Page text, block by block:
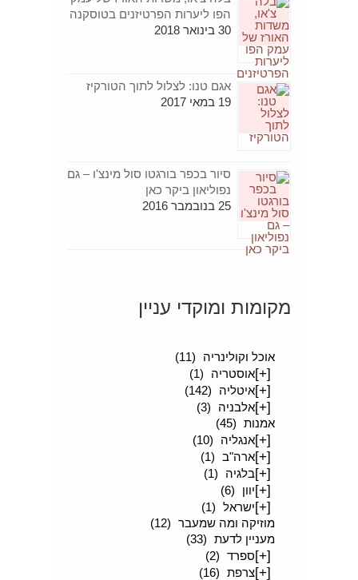
הפו ליערות הפרטיזנים בטוסקנה
30 בינואר 2018
אגם טנו: לצלול לתוך הטורקיז
19 במאי 2017
סיור בכפר בורגטו סול מינצ'ו – גם
נפוליאון ביקר כאן
25 בנובמבר 2016
מקומות ומוקדי עניין
אוכל וקולינריה
(11)
[+]אוסטריה (1)
[+]איטליה (142)
[+]אלבניה
(3)
אמנות (45)
[+]אנגליה (10)
[+]ארה"ב (1)
[+]בלגיה (1)
[+]יוון (6)
[+]ישראל (1)
מוזיקה ומה שמעבר (12)
מעניין לדעת (33)
[+]ספרד (2)
[+]צרפת (16)